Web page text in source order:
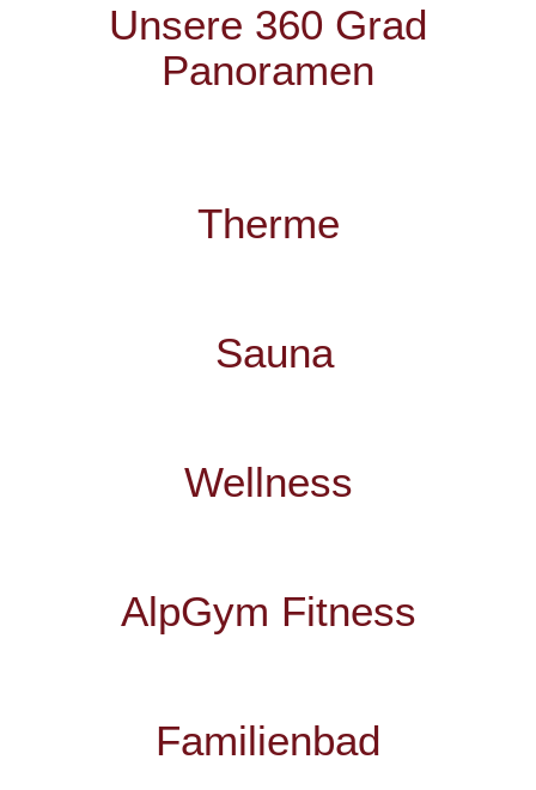
Unsere 360 Grad
Panoramen
Therme
Sauna
Wellness
AlpGym Fitness
Familienbad